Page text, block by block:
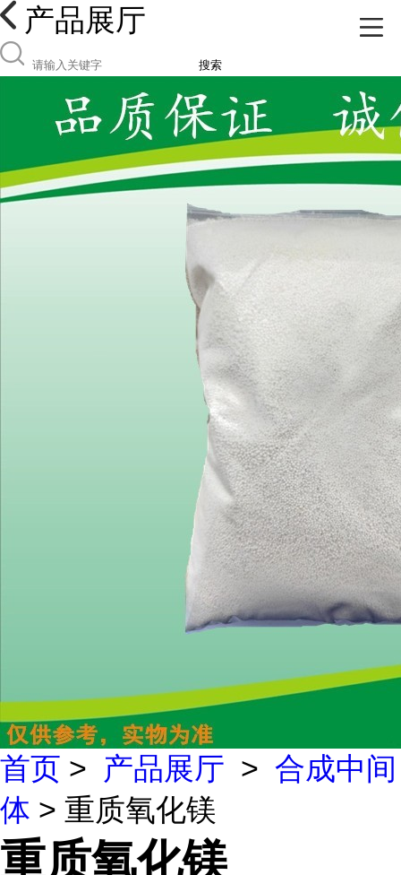
产品展厅
搜索
首页 > 产品展厅 > 合成中间
体 > 重质氧化镁
重质氧化镁